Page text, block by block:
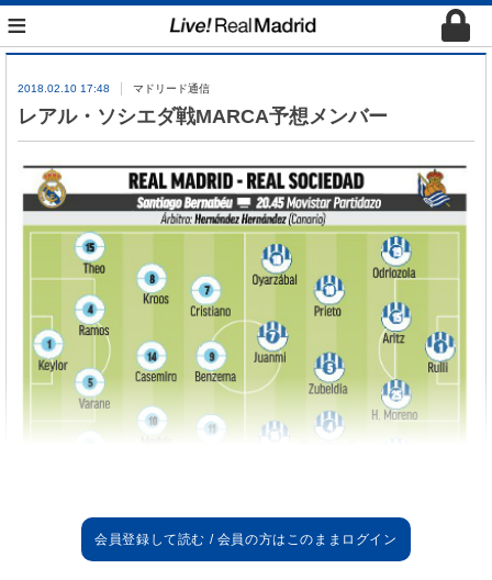
≡
2018.02.10 17:48 マドリード通信
レアル・ソシエダ戦MARCA予想メンバー